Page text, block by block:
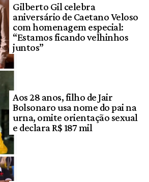
Gilberto Gil celebra
aniversário de Caetano Veloso
com homenagem especial:
“Estamos ficando velhinhos
juntos”
Aos 28 anos, filho de Jair
Bolsonaro usa nome do pai na
urna, omite orientação sexual
e declara R$ 187 mil